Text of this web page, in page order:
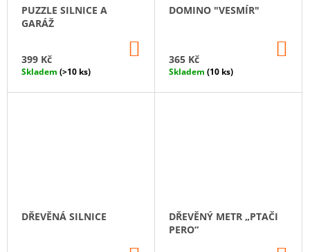
PUZZLE SILNICE A
GARÁŽ
399 Kč KOŠÍKU
Skladem (>10 ks)
DOMINO "VESMÍR"
365 Kč
Skladem (10 ks)
DŘEVĚNÁ SILNICE
DŘEVĚNÝ METR „PTAČI
PERO“